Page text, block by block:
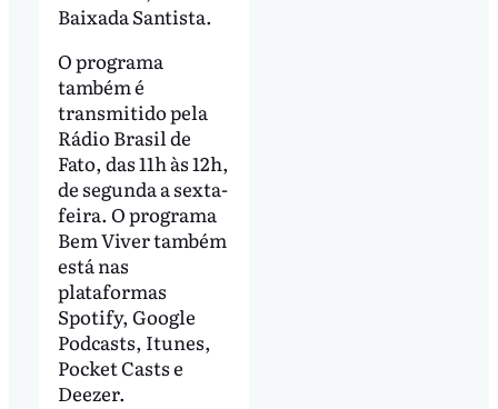
Baixada Santista.
O programa
também é
transmitido pela
Rádio Brasil de
Fato, das 11h às 12h,
de segunda a sexta-
feira. O programa
Bem Viver também
está nas
plataformas
Spotify, Google
Podcasts, Itunes,
Pocket Casts e
Deezer.